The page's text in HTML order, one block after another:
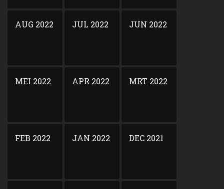
AUG 2022 JUL 2022 JUN 2022
MEI 2022 APR 2022 MRT 2022
FEB 2022 JAN 2022 DEC 2021